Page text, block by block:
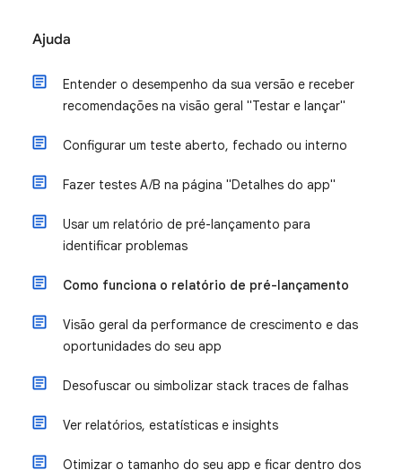
Ajuda
Entender o desempenho da sua versão e receber
recomendações na visão geral "Testar e lançar"
Configurar um teste aberto, fechado ou interno
Fazer testes A/B na página "Detalhes do app"
Usar um relatório de pré-lançamento para
identificar problemas
Como funciona o relatório de pré-lançamento
Visão geral da performance de crescimento e das
oportunidades do seu app
Desofuscar ou simbolizar stack traces de falhas
Ver relatórios, estatísticas e insights
Otimizar o tamanho do seu app e ficar dentro dos